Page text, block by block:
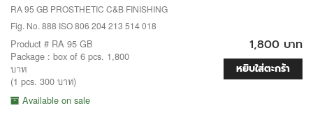
RA 95 GB PROSTHETIC C&B FINISHING
Fig. No. 888 ISO 806 204 213 514 018
Product # RA 95 GB
Package : box of 6 pcs. 1,800
บาท
(1 pcs. 300 บาท)
Available on sale
1,800 บาท
หยิบใส่ตะกร้า